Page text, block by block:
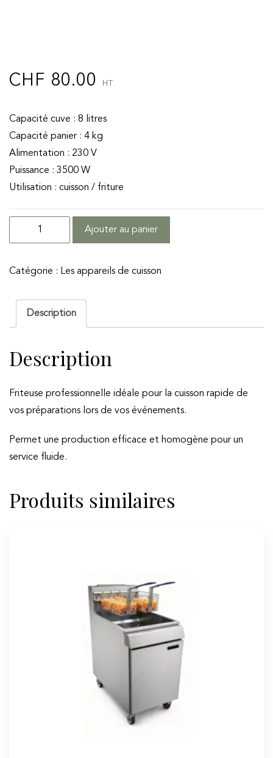
CHF 80.00 HT
Capacité cuve : 8 litres
Capacité panier : 4 kg
Alimentation : 230 V
Puissance : 3500 W
Utilisation : cuisson / friture
quantité
de
simple
Ajouter au panier
Catégorie : Les appareils de cuisson
Description
Description
Friteuse professionnelle idéale pour la cuisson rapide de
vos préparations lors de vos événements.
Permet une production efficace et homogène pour un
service fluide.
Produits similaires